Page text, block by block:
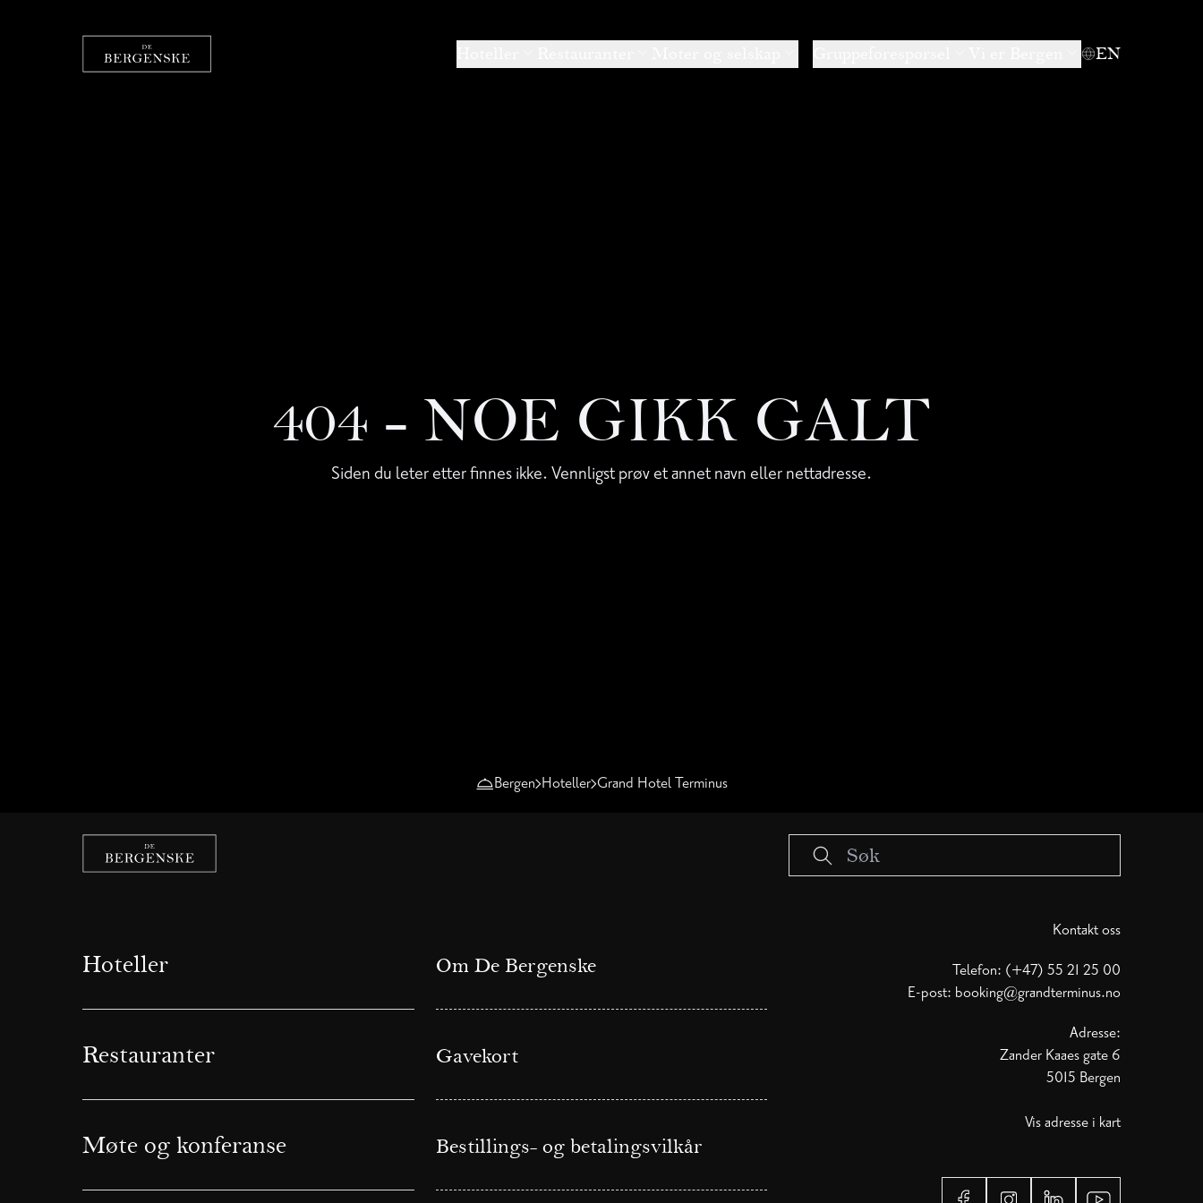
EN
404 - NOE GIKK GALT
Siden du leter etter finnes ikke. Vennligst prøv et annet navn eller nettadresse.
Bergen Hoteller Grand Hotel Terminus
Hoteller
Restauranter
Møte og konferanse
Om De Bergenske
Gavekort
Bestillings- og betalingsvilkår
Kontakt oss
Telefon: (+47) 55 21 25 00
E-post: booking@grandterminus.no
Adresse:
Zander Kaaes gate 6
5015 Bergen
Vis adresse i kart